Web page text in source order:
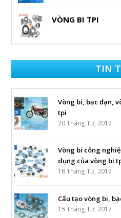
VÒNG BI TPI
TIN
Vòng bi, bạc đạn,
tpi
20 Tháng Tư, 2017
Vòng bi công
dụng của vòng bi
18 Tháng Tư, 2017
Cấu tạo vòng bi,
15 Tháng Tư, 2017